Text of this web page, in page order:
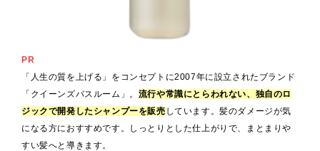
PR
「人生の質を上げる」をコンセプトに2007年に設立されたブランド
「クイーンズバスルーム」。 流行や常識にとらわれない、独自のロ
ジックで開発したシャンプーを販売 しています。髪のダメージが気
になる方におすすめです。しっとりとした仕上がりで、まとまりや
すい髪へと導きます。